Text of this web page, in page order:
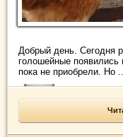
Добрый день. Сегодня
голошейные появились
пока не приобрели. Но ...